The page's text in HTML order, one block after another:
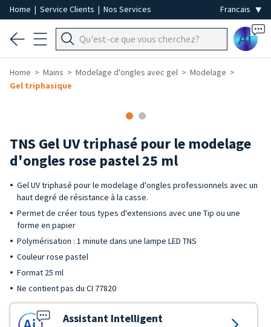
Home | Service Clients | Nos Services
Ai
Home Mains Modelage d'ongles avec gel
Modelage
Gel triphasique
TNS Gel UV triphasé pour le modelage
d'ongles rose pastel 25 ml
Gel UV triphasé pour le modelage d'ongles professionnels avec un
haut degré de résistance à la casse.
Permet de créer tous types d'extensions avec une Tip ou une
forme en papier
Polymérisation : 1 minute dans une lampe LED TNS
Couleur rose pastel
Format 25 ml
Ne contient pas du CI 77820
Assistant Intelligent